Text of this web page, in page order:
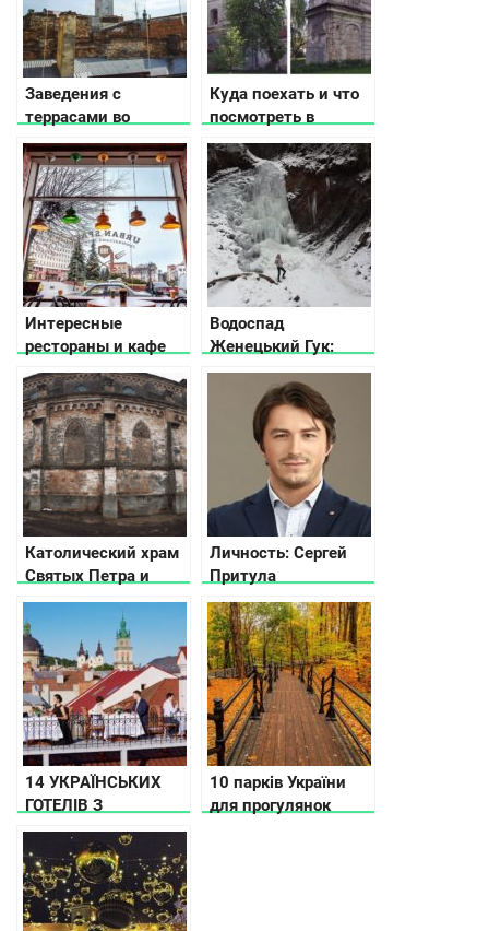
Заведения с
террасами во
Львове
Куда поехать и что
посмотреть в
Волынской области
Интересные
рестораны и кафе
Украины, или где
подзарядиться
позитивом
Водоспад
Женецький Гук:
історія, легенда,
фото та відео
Католический храм
Святых Петра и
Павла в
Николаевской
области
Личность: Сергей
Притула
14 УКРАЇНСЬКИХ
ГОТЕЛІВ З
ДИВОВИЖНИМ
МИНУЛИМ
10 парків України
для прогулянок